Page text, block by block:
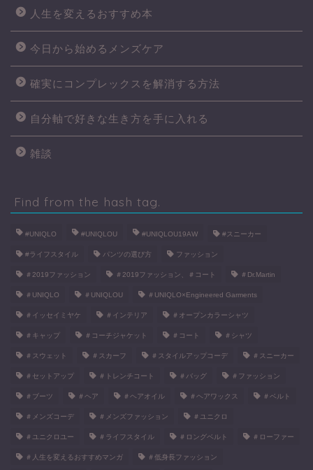
人生を変えるおすすめ本
今日から始めるメンズケア
確実にコンプレックスを解消する方法
自分軸で好きな生き方を手に入れる
雑談
Find from the hash tag.
#UNIQLO #UNIQLOU #UNIQLOU19AW #スニーカー
#ライフスタイル パンツの選び方 ファッション
＃2019ファッション ＃2019ファッション、＃コート ＃Dr.Martin
＃UNIQLO ＃UNIQLOU ＃UNIQLO×Engineered Garments
＃イッセイミヤケ ＃インテリア ＃オープンカラーシャツ
＃キャップ ＃コーチジャケット ＃コート ＃シャツ
＃スウェット ＃スカーフ ＃スタイルアップコーデ ＃スニーカー
＃セットアップ ＃トレンチコート ＃バッグ ＃ファッション
＃ブーツ ＃ヘア ＃ヘアオイル ＃ヘアワックス ＃ベルト
＃メンズコーデ ＃メンズファッション ＃ユニクロ
＃ユニクロユー ＃ライフスタイル ＃ロングベルト ＃ローファー
＃人生を変えるおすすめマンガ ＃低身長ファッション
● TAKAってどんな人間？
■ お問い合わせ